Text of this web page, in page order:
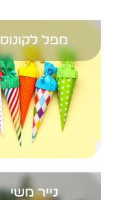
מפל לקונוס
נייר משי